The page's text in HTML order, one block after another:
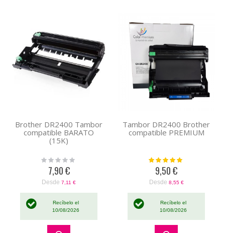
Brother DR2400 Tambor
compatible BARATO
(15K)
Rating:
7,90 €
Desde 7,11 €
Recíbelo el
10/08/2026
Tambor DR2400 Brother
compatible PREMIUM
Valoración:
9,50 €
Desde 8,55 €
Recíbelo el
10/08/2026